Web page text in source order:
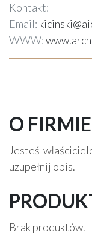
Kontakt:
Email:
WWW:
O FIRMIE
Jesteś
uzupełnij opis.
Brak produktów.